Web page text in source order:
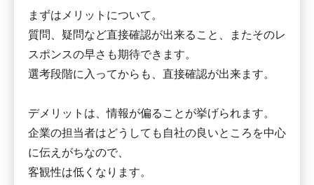
まずはメリットについて。
質問、疑問など直接確認が出来ること、またそのレ
スポンスの早さも期待できます。
選考段階に入ってからも、直接確認が出来ます。
デメリットは、情報が偏ることが挙げられます。
企業の担当者はどうしても自社の良いところを中心
に伝えがちなので、
客観性は低くなります。